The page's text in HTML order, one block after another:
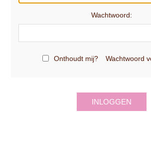
Wachtwoord:
Onthoudt mij? Wachtwoord
INLOGGEN